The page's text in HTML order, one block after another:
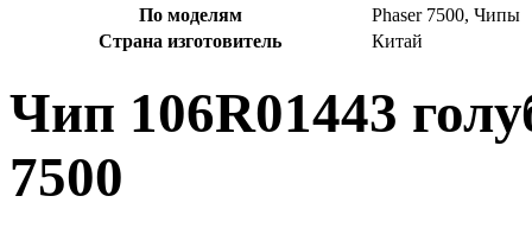
По моделям
Phaser 7500, Чипы
Страна изготовитель
Китай
Чип 106R01443
7500